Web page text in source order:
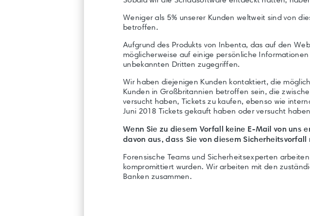
Weniger als 5% unserer Kunden weltweit sind von
betroffen.
Aufgrund des Produkts von Inbenta, das auf den
möglicherweise auf einige persönliche
unbekannten Dritten zugegriffen.
Wir haben diejenigen Kunden kontaktiert, die
Kunden in Großbritannien betroffen sein, die
versucht haben, Tickets zu kaufen, ebenso wie
Juni 2018 Tickets gekauft haben oder versucht
Wenn Sie zu diesem Vorfall keine E-Mail von uns
davon aus, dass Sie von diesem
Forensische Teams und Sicherheitsexperten
kompromittiert wurden. Wir arbeiten mit den
Banken zusammen.